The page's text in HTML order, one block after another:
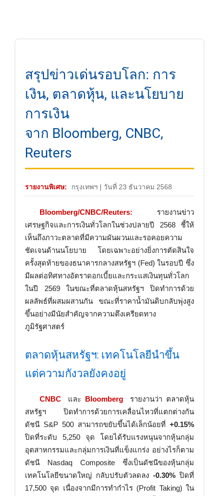
สรุปข่าวเด่นรอบโลก: การ
เงิน, ตลาดหุ้น, และนโยบาย
การเงิน
จาก Bloomberg, CNBC,
Reuters
รายงานพิเศษ: กรุงเทพฯ | วันที่ 23 ธันวาคม 2568
Bloomberg/CNBC/Reuters:
รายงานข่าว
เศรษฐกิจและการเงินทั่วโลกในช่วงปลายปี 2568 ชี้ให้
เห็นถึงภาวะตลาดที่มีความผันผวนและรอคอยความ
ชัดเจนด้านนโยบาย โดยเฉพาะอย่างยิ่งการตัดสินใจ
ครั้งสุดท้ายของธนาคารกลางสหรัฐฯ (Fed) ในรอบปี ซึ่ง
มีผลต่อทิศทางอัตราดอกเบี้ยและกระแสเงินทุนทั่วโลก
ในปี 2569 ในขณะที่ตลาดหุ้นสหรัฐฯ ปิดทำการด้วย
ผลลัพธ์ที่ผสมผสานกัน ขณะที่ราคาน้ำมันดิบกลับพุ่งสูง
ขึ้นอย่างมีนัยสำคัญจากความตึงเครียดทาง
ภูมิรัฐศาสตร์
ตลาดหุ้นสหรัฐฯ: เทคโนโลยีนำขึ้น
แต่ความกังวลยังคงอยู่
CNBC และ Bloomberg
รายงานว่า ตลาดหุ้น
สหรัฐฯ ปิดทำการด้วยการเคลื่อนไหวที่แตกต่างกัน
ดัชนี S&P 500 สามารถขยับขึ้นได้เล็กน้อยที่ +0.15%
ปิดที่ระดับ 5,250 จุด โดยได้รับแรงหนุนจากหุ้นกลุ่ม
อุตสาหกรรมและกลุ่มการเงินที่แข็งแกร่ง อย่างไรก็ตาม
ดัชนี Nasdaq Composite ซึ่งเป็นดัชนีของหุ้นกลุ่ม
เทคโนโลยีขนาดใหญ่ กลับปรับตัวลดลง -0.30% ปิดที่
17,500 จุด เนื่องจากมีการทำกำไร (Profit Taking) ใน